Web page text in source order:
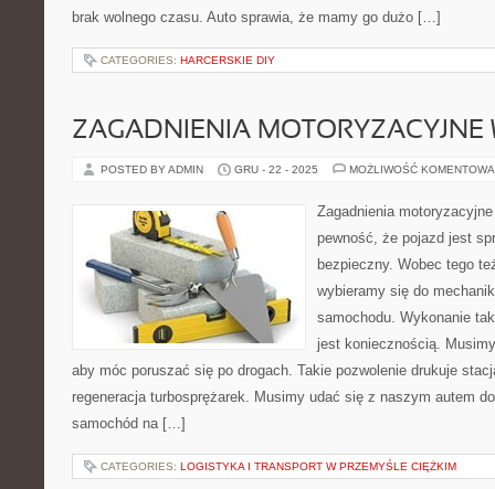
brak wolnego czasu. Auto sprawia, że mamy go dużo […]
CATEGORIES: HARCERSKIE DIY
ZAGADNIENIA MOTORYZACYJNE
POSTED BY ADMIN GRU - 22 - 2025 MOŻLIWOŚĆ
Zagadnienia
pewność, że pojazd jest
bezpieczny. Wobec tego
wybieramy się do
samochodu. Wykonanie
jest koniecznością.
aby móc poruszać się po drogach. Takie pozwolenie drukuje
regeneracja turbosprężarek. Musimy udać się z naszym autem
samochód na […]
CATEGORIES: LOGISTYKA I TRANSPORT W PRZEMYŚLE CIĘŻKIM